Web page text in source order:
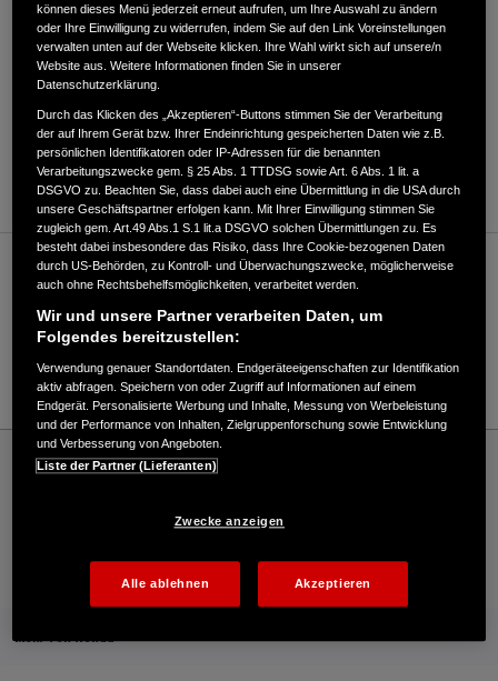
FRIEDRICH-LIST-STRASSE 8,88353,Kißlegg
ANFAHRTSBESCHREIBUNG ANFORDERN
WEBSITE
Verkauf / Kundendienst
07563/632
E-Mail
Honda
Rasen und Garten
Endress Motorgeräte GmbH - Rasen und Garten – Honda - HONDA Deutschland
Mehr von Honda
können dieses Menü jederzeit erneut aufrufen, um Ihre Auswahl zu ändern
oder Ihre Einwilligung zu widerrufen, indem Sie auf den Link Voreinstellungen
verwalten unten auf der Webseite klicken. Ihre Wahl wirkt sich auf unsere/n
Website aus. Weitere Informationen finden Sie in unserer
Datenschutzerklärung.
Durch das Klicken des „Akzeptieren“-Buttons stimmen Sie der Verarbeitung
der auf Ihrem Gerät bzw. Ihrer Endeinrichtung gespeicherten Daten wie z.B.
persönlichen Identifikatoren oder IP-Adressen für die benannten
Verarbeitungszwecke gem. § 25 Abs. 1 TTDSG sowie Art. 6 Abs. 1 lit. a
DSGVO zu. Beachten Sie, dass dabei auch eine Übermittlung in die USA durch
unsere Geschäftspartner erfolgen kann. Mit Ihrer Einwilligung stimmen Sie
zugleich gem. Art.49 Abs.1 S.1 lit.a DSGVO solchen Übermittlungen zu. Es
besteht dabei insbesondere das Risiko, dass Ihre Cookie-bezogenen Daten
durch US-Behörden, zu Kontroll- und Überwachungszwecke, möglicherweise
auch ohne Rechtsbehelfsmöglichkeiten, verarbeitet werden.
Wir und unsere Partner verarbeiten Daten, um
Folgendes bereitzustellen:
Verwendung genauer Standortdaten. Endgeräteeigenschaften zur Identifikation
aktiv abfragen. Speichern von oder Zugriff auf Informationen auf einem
Endgerät. Personalisierte Werbung und Inhalte, Messung von Werbeleistung
und der Performance von Inhalten, Zielgruppenforschung sowie Entwicklung
und Verbesserung von Angeboten.
Liste der Partner (Lieferanten)
Zwecke anzeigen
Alle ablehnen Akzeptieren